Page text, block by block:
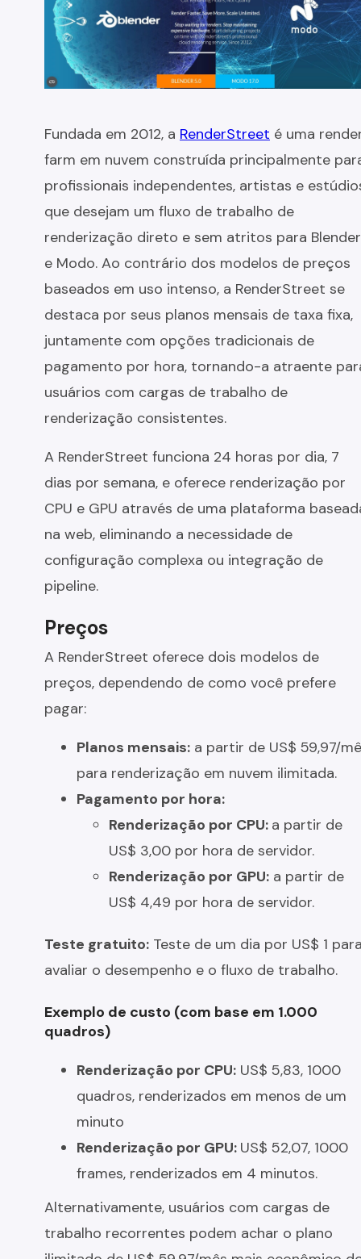
Fundada em 2012, a RenderStreet é uma
farm em nuvem construída principalmente
profissionais independentes, artistas e
que desejam um fluxo de trabalho de
renderização direto e sem atritos para Blender
e Modo. Ao contrário dos modelos de preços
baseados em uso intenso, a RenderStreet se
destaca por seus planos mensais de taxa fixa,
juntamente com opções tradicionais de
pagamento por hora, tornando-a atraente
usuários com cargas de trabalho de
renderização consistentes.
A RenderStreet funciona 24 horas por dia, 7
dias por semana, e oferece renderização por
CPU e GPU através de uma plataforma
na web, eliminando a necessidade de
configuração complexa ou integração de
pipeline.
Preços
A RenderStreet oferece dois modelos de
preços, dependendo de como você prefere
pagar:
Planos mensais: a partir de US$ 59,97/
para renderização em nuvem ilimitada.
Pagamento por hora:
Renderização por CPU: a partir de
US$ 3,00 por hora de servidor.
Renderização por GPU: a partir de
US$ 4,49 por hora de servidor.
Teste gratuito: Teste de um dia por US$ 1
avaliar o desempenho e o fluxo de trabalho.
Exemplo de custo (com base em 1.000
quadros)
Renderização por CPU: US$ 5,83, 1000
quadros, renderizados em menos de um
minuto
Renderização por GPU: US$ 52,07, 1000
frames, renderizados em 4 minutos.
Alternativamente, usuários com cargas de
trabalho recorrentes podem achar o plano